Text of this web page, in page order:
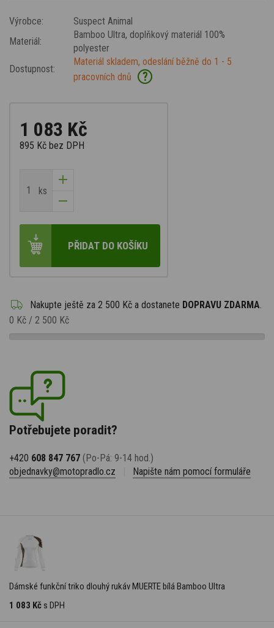
Výrobce:
Suspect Animal
Materiál:
Bamboo Ultra, doplňkový materiál 100%
polyester
Dostupnost:
Materiál skladem, odeslání běžně do 1 - 5
pracovních dnů
?
1 083 Kč
895 Kč bez DPH
ks
PŘIDAT DO KOŠÍKU
Nakupte ještě za 2 500 Kč a dostanete DOPRAVU ZDARMA
0 Kč / 2 500 Kč
Potřebujete poradit?
+420 608 847 767 (Po-Pá: 9-14 hod.)
objednavky@motopradlo.cz
Napište nám pomocí formuláře
Dámské funkční triko dlouhý rukáv MUERTE bílá Bamboo Ultra
1 083 Kč s DPH